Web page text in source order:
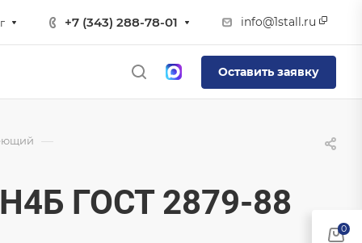
+7 (343) 288-78-01 info@1stall.ru
Оставить заявку
—
ГОСТ 2879-88
0